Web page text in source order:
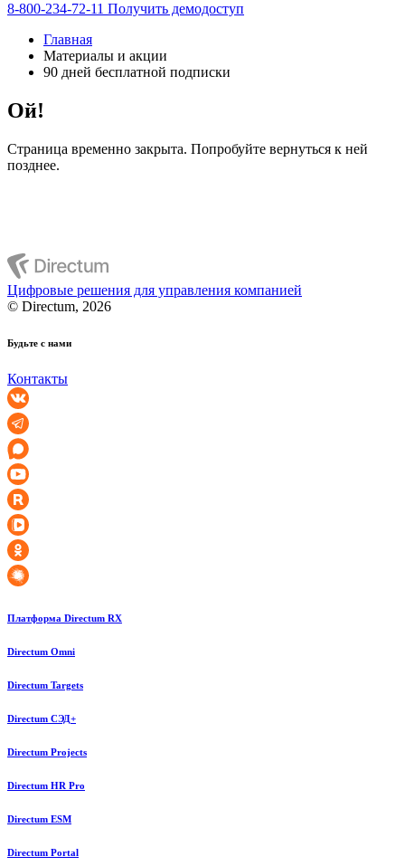
8-800-234-72-11 Получить демодоступ
Главная
Материалы и акции
90 дней бесплатной подписки
Ой!
Страница временно закрыта. Попробуйте вернуться к ней
позднее.
Цифровые решения для управления компанией
© Directum, 2026
Будьте с нами
Контакты
Платформа Directum RX
Directum Omni
Directum Targets
Directum СЭД+
Directum Projects
Directum HR Pro
Directum ESM
Directum Portal